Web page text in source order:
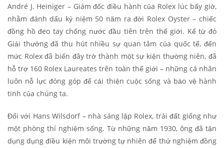
André J. Heiniger – Giám đốc điều hành của Rolex lúc bấy giờ,
nhằm đánh dấu kỷ niệm 50 năm ra đời Rolex Oyster – chiếc
đồng hồ đeo tay chống nước đầu tiên trên thế giới. Kể từ đó
Giải thưởng đã thu hút nhiều sự quan tâm của quốc tế, đến
mức Rolex đã biến đây trở thành một sự kiện thường niên, đã
hỗ trợ 160 Rolex Laureates trên toàn thế giới – những cá nhân
luôn nỗ lực đóng góp để cải thiện cuộc sống và bảo vệ hành
tinh của chúng ta.
Đối với Hans Wilsdorf – nhà sáng lập Rolex, trái đất giống như
một phòng thí nghiệm sống. Từ những năm 1930, ông đã tận
dụng dụng điều kiện môi trường tự nhiên để thử nghiệm đồng